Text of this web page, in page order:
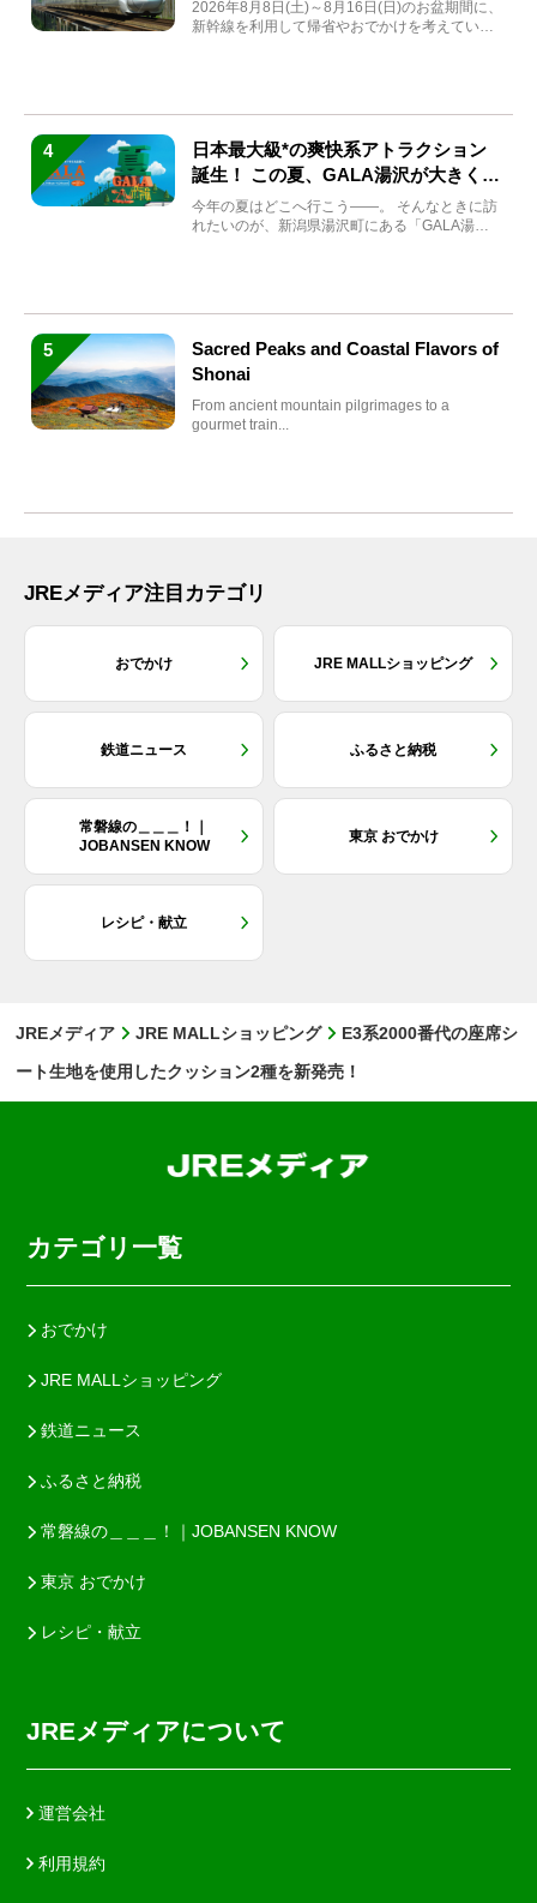
2026年8月8日(土)～8月16日(日)のお盆期間に、
新幹線を利用して帰省やおでかけを考えている
4
日本最大級*の爽快系アトラクション
誕生！ この夏、GALA湯沢が大きく生
まれ変わる
今年の夏はどこへ行こう――。 そんなときに訪
れたいのが、新潟県湯沢町にある「GALA湯
5
Sacred Peaks and Coastal Flavors of
Shonai
From ancient mountain pilgrimages to a
gourmet train...
JREメディア注目カテゴリ
おでかけ JRE MALLショッピング
鉄道ニュース ふるさと納税
常磐線の＿＿＿！｜
JOBANSEN KNOW
東京 おでかけ
レシピ・献立
JREメディア JRE MALLショッピング
E3系2000番代の座席シ
ート生地を使用したクッション2種を新発売！
カテゴリ一覧
おでかけ
JRE MALLショッピング
鉄道ニュース
ふるさと納税
常磐線の＿＿＿！｜JOBANSEN KNOW
東京 おでかけ
レシピ・献立
JREメディアについて
運営会社
利用規約